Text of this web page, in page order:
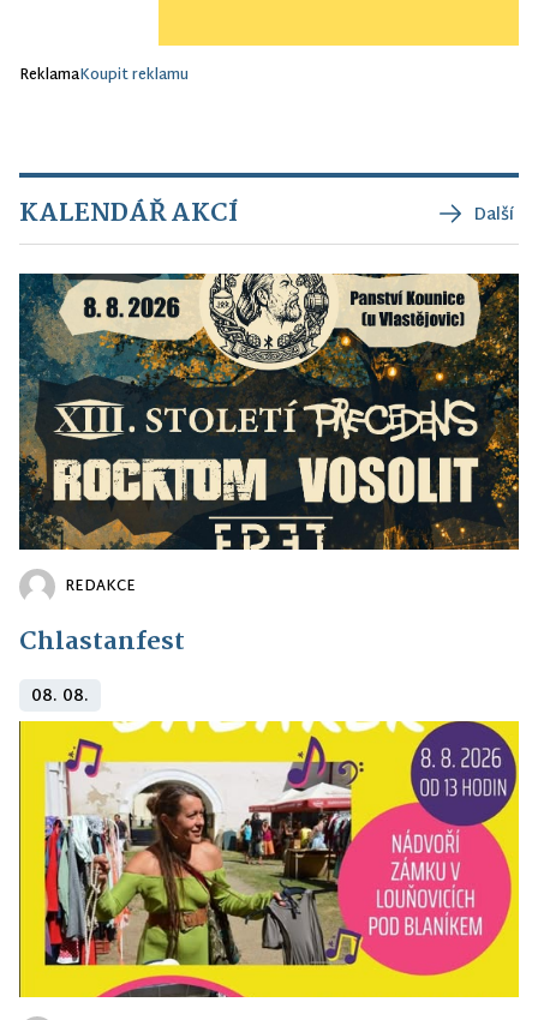
ReklamaKoupit reklamu
KALENDÁŘ AKCÍ Další
REDAKCE
Chlastanfest
08. 08.